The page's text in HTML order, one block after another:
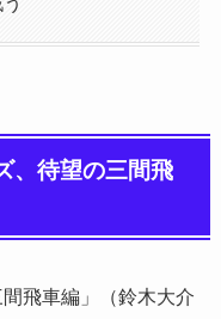
、待望の三間飛
飛車編」（鈴木大介